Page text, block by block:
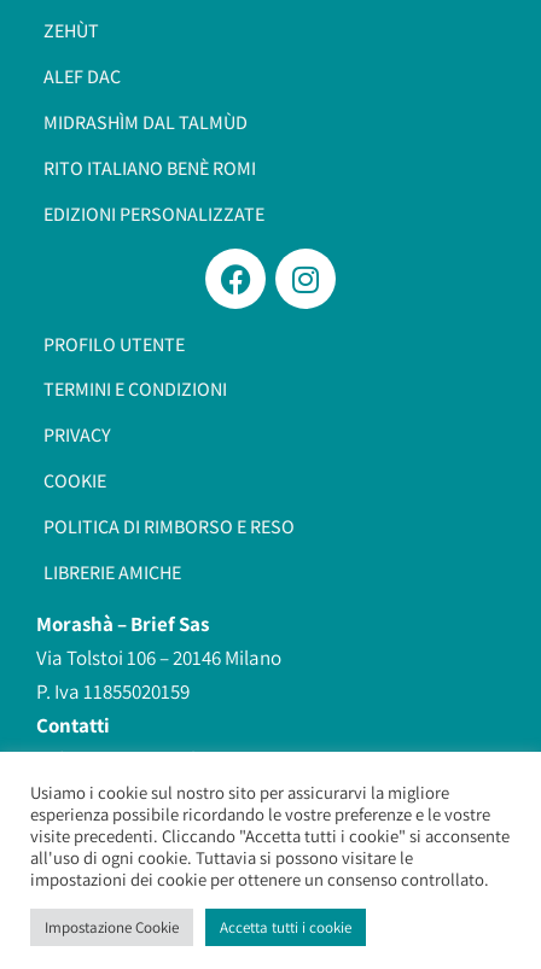
ZEHÙT
ALEF DAC
MIDRASHÌM DAL TALMÙD
RITO ITALIANO BENÈ ROMI​
EDIZIONI PERSONALIZZATE
PROFILO UTENTE
TERMINI E CONDIZIONI
PRIVACY
COOKIE
POLITICA DI RIMBORSO E RESO
LIBRERIE AMICHE
Morashà –Brief Sas
Via Tolstoi 106 – 20146 Milano
P. Iva 11855020159
Contatti
redazione@morasha.it
339 8596707
(anche Whatsapp)
Morashà – Brief Sas – Copyright 2026. All Rights Reserved.
Usiamo i cookie sul nostro sito per assicurarvi la migliore
esperienza possibile ricordando le vostre preferenze e le vostre
visite precedenti. Cliccando "Accetta tutti i cookie" si acconsente
all'uso di ogni cookie. Tuttavia si possono visitare le
impostazioni dei cookie per ottenere un consenso controllato.
Impostazione Cookie Accetta tutti i cookie